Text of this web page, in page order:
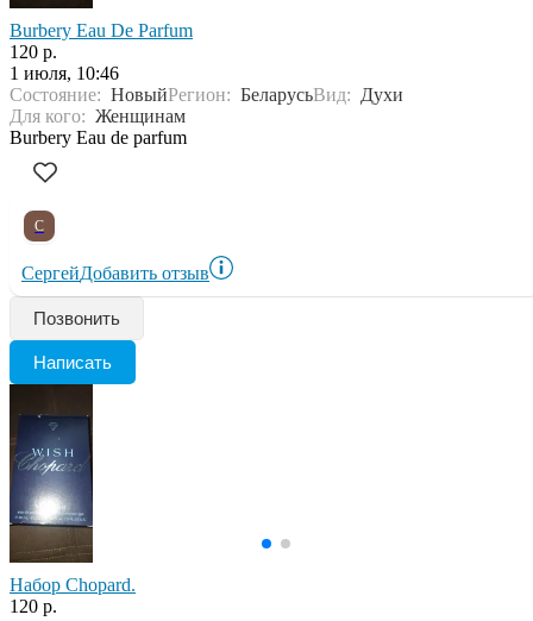
Burbery Eau De Parfum
120 р.
1 июля, 10:46
Состояние: НовыйРегион: БеларусьВид: Духи
Для кого: Женщинам
Burbery Eau de parfum
С
СергейДобавить отзыв
Позвонить
Написать
Набор Chopard.
120 р.